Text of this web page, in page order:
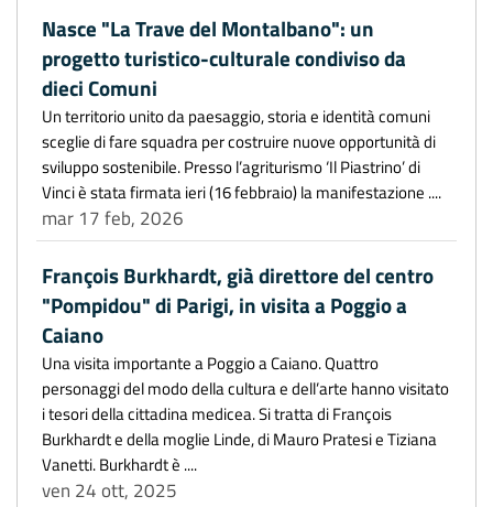
Nasce "La Trave del Montalbano": un
progetto turistico-culturale condiviso da
dieci Comuni
Un territorio unito da paesaggio, storia e identità comuni
sceglie di fare squadra per costruire nuove opportunità di
sviluppo sostenibile. Presso l’agriturismo ‘Il Piastrino’ di
Vinci è stata firmata ieri (16 febbraio) la manifestazione ....
mar 17 feb, 2026
François Burkhardt, già direttore del centro
"Pompidou" di Parigi, in visita a Poggio a
Caiano
Una visita importante a Poggio a Caiano. Quattro
personaggi del modo della cultura e dell’arte hanno visitato
i tesori della cittadina medicea. Si tratta di François
Burkhardt e della moglie Linde, di Mauro Pratesi e Tiziana
Vanetti. Burkhardt è ....
ven 24 ott, 2025